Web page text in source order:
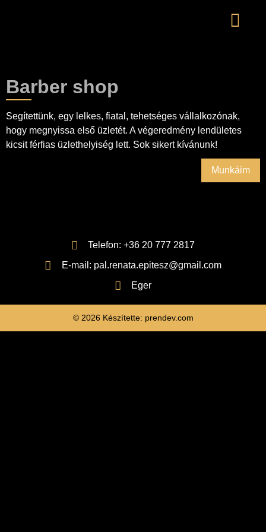
Barber shop
Segítettünk, egy lelkes, fiatal, tehetséges vállalkozónak,
hogy megnyissa első üzletét. A végeredmény lendületes
kicsit férfias üzlethelyiség lett. Sok sikert kívánunk!
Munkáim
Telefon: ‭+36 20 777 2817‬
E-mail: pal.renata.epitesz@gmail.com
Eger
© 2026 Készítette: prendev.com